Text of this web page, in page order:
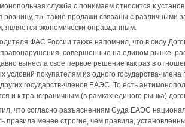
служба с понимаем относится к
розницу, т.к. такие продажи связаны с различными
является экономически оправданным.
ФАС России также напомнил, что в силу
совершенные на едином рынке,
вынесла свое первое решение как раз в
условий покупателям из одного государства-
государств-членов ЕАЭС. То есть
и к трансграничным (в рамках единого рынка)
что согласно разъяснениям Суда ЕАЭС
правила менее строгие, чем правила,